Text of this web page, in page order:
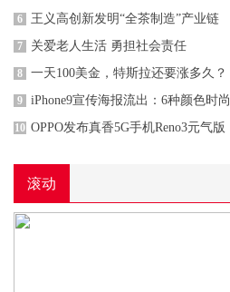
6 王义高创新发明“全茶制造”产业链
7 关爱老人生活 勇担社会责任
8 一天100美金，特斯拉还要涨多久？
9 iPhone9宣传海报流出：6种颜色时尚
10 OPPO发布真香5G手机Reno3元气版
滚动